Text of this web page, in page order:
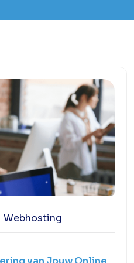
Webhosting